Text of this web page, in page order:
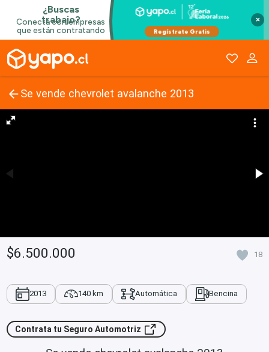
×
Se vende chevrolet avalanche 2013
$6.500.000 18
2013 140 km Automática Bencina
Contrata tu Seguro Automotriz